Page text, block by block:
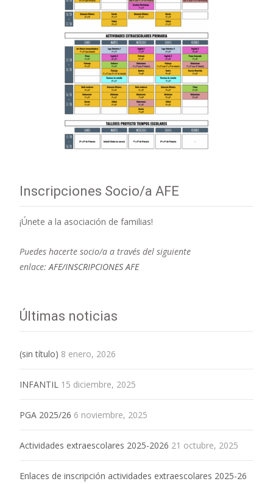
Inscripciones Socio/a AFE
¡Únete a la asociación de familias!
Puedes hacerte socio/a a través del siguiente
enlace:AFE/INSCRIPCIONES AFE
Últimas noticias
(sin título) 8 enero, 2026
INFANTIL 15 diciembre, 2025
PGA 2025/26 6 noviembre, 2025
Actividades extraescolares 2025-2026 21 octubre, 2025
Enlaces de inscripción actividades extraescolares 2025-26